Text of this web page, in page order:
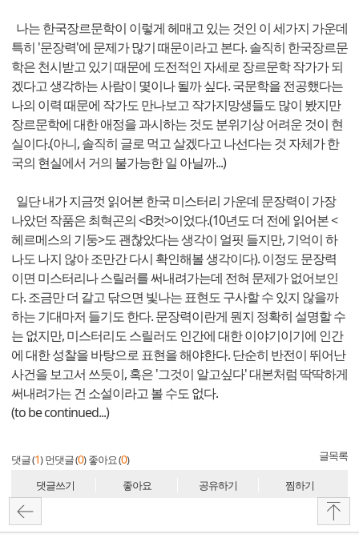
나는 한국장르문학이 이렇게 헤매고 있는 것인 이 세가지 가운데
특히 '문장력'에 문제가 많기 때문이라고 본다. 솔직히 한국장르문
학은 천시받고 있기 때문에 도전적인 자세로 장르문학 작가가 되
겠다고 생각하는 사람이 몇이나 될까 싶다. 국문학을 전공했다는
나의 이력 때문에 작가도 만나보고 작가지망생들도 많이 봤지만
장르문학에 대한 애정을 과시하는 것도 분위기상 어려운 것이 현
실이다.(아니, 솔직히 글로 먹고 살겠다고 나선다는 것 자체가 한
국의 현실에서 거의 불가능한 일 아닐까...)
일단 내가 지금껏 읽어본 한국 미스터리 가운데 문장력이 가장
나았던 작품은 최혁곤의 <B컷>이었다.(10년도 더 전에 읽어본 <
헤르메스의 기둥>도 괜찮았다는 생각이 얼핏 들지만, 기억이 하
나도 나지 않아 조만간 다시 확인해볼 생각이다). 이정도 문장력
이면 미스터리나 스릴러를 써내려가는데 전혀 문제가 없어보인
다. 조금만 더 갈고 닦으면 빛나는 표현도 구사할 수 있지 않을까
하는 기대마저 들기도 한다. 문장력이란게 뭔지 정확히 설명할 수
는 없지만, 미스터리도 스릴러도 인간에 대한 이야기이기에 인간
에 대한 성찰을 바탕으로 표현을 해야한다. 단순히 반전이 뛰어난
사건을 보고서 쓰듯이, 혹은 '그것이 알고싶다' 대본처럼 딱딱하게
써내려가는 건 소설이라고 볼 수도 없다.
(to be continued...)
댓글 (1) 먼댓글 (0) 좋아요 (0) 글목록
댓글쓰기 좋아요 공유하기 찜하기